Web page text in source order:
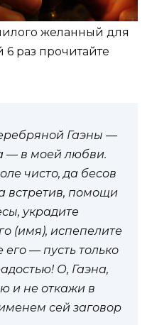
желанный для
6 раз прочитайте
Гаэны —
— в моей любви.
чисто, да бесов
встретив, помощи
украдите
(имя), испепелите
— пусть только
О, Гаэна,
и не откажи в
сей заговор